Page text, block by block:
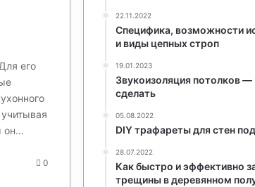
его
он…
0
22.11.2022
Специфика, возможности
и виды цепных строп
19.01.2023
Звукоизоляция потолков —
сделать
05.08.2022
DIY трафареты для стен
28.07.2022
Как быстро и эффективно
трещины в деревянном